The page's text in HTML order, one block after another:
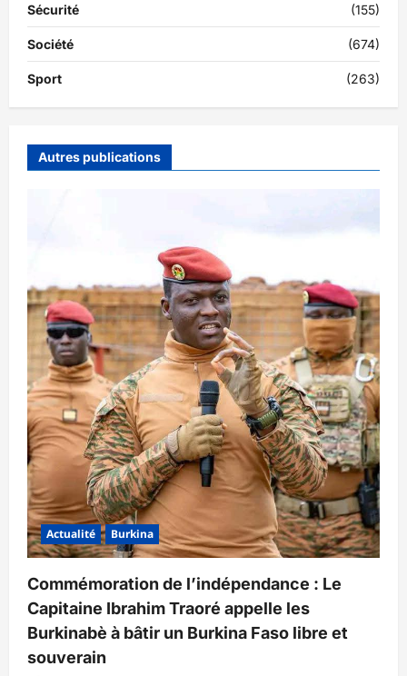
Sécurité (155)
Société (674)
Sport (263)
Autres publications
Actualité Burkina
Commémoration de l’indépendance : Le
Capitaine Ibrahim Traoré appelle les
Burkinabè à bâtir un Burkina Faso libre et
souverain